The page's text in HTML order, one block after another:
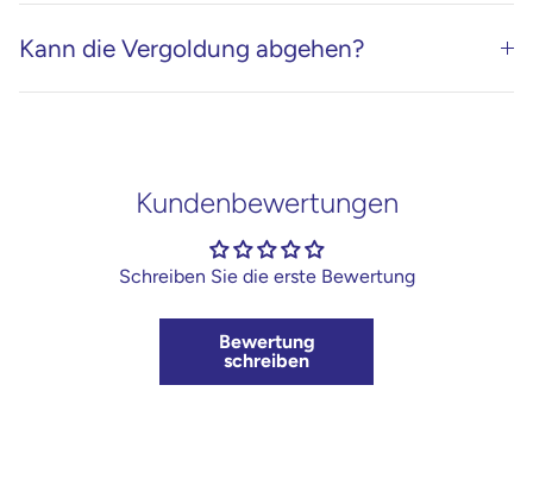
Kann die Vergoldung abgehen?
Kundenbewertungen
Schreiben Sie die erste Bewertung
Bewertung
schreiben